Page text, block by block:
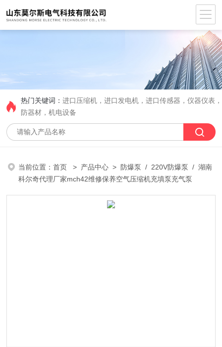
热门关键词：进口压缩机，进口发电机，进口传感器，仪器仪表
防器材，机电设备
当前位置：首页 > 产品中心 > 防爆泵 / 220V防爆泵 / 湖南
科尔奇代理厂家mch42维修保养空气压缩机充填泵充气泵